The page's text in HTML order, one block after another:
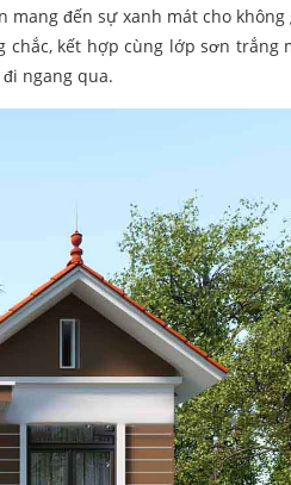
đến sự xanh mát cho
kết hợp cùng lớp sơn trắng
ngang qua.